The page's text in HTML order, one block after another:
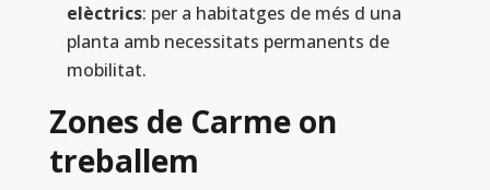
elèctrics: per a habitatges de més d una
planta amb necessitats permanents de
mobilitat.
Zones de Carme on
treballem